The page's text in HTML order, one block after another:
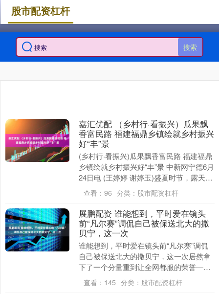
搜索
股市配资杠杆
嘉汇优配 （乡村行·看振兴）瓜果飘
香富民路 福建福鼎乡镇绘就乡村振兴
好“丰”景
(乡村行·看振兴)瓜果飘香富民路 福建福鼎
乡镇绘就乡村振兴好“丰”景 中新网宁德6月
24日电 (王婷婷 谢婷玉)盛夏时节，露天杨
梅果实日渐成熟，迎来丰产期。连日....
查看： 96 分类： 股市配资杠杆
展鹏配资 谁能想到，平时爱在镜头
前“凡尔赛”调侃自己被保送北大的撒
贝宁，这一次
谁能想到，平时爱在镜头前“凡尔赛”调侃
自己被保送北大的撒贝宁，这一次居然拿
下了一个分量重到让全网都服的荣誉——4
月28号的全国五一劳动奖章表彰大会上，
他赫然在列....
查看： 145 分类： 股市配资杠杆